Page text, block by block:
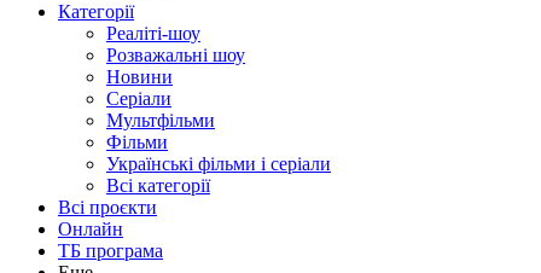
Категорії
Реаліті-шоу
Розважальні шоу
Новини
Серіали
Мультфільми
Фільми
Українські фільми і серіали
Всі категорії
Всі проєкти
Онлайн
ТБ програма